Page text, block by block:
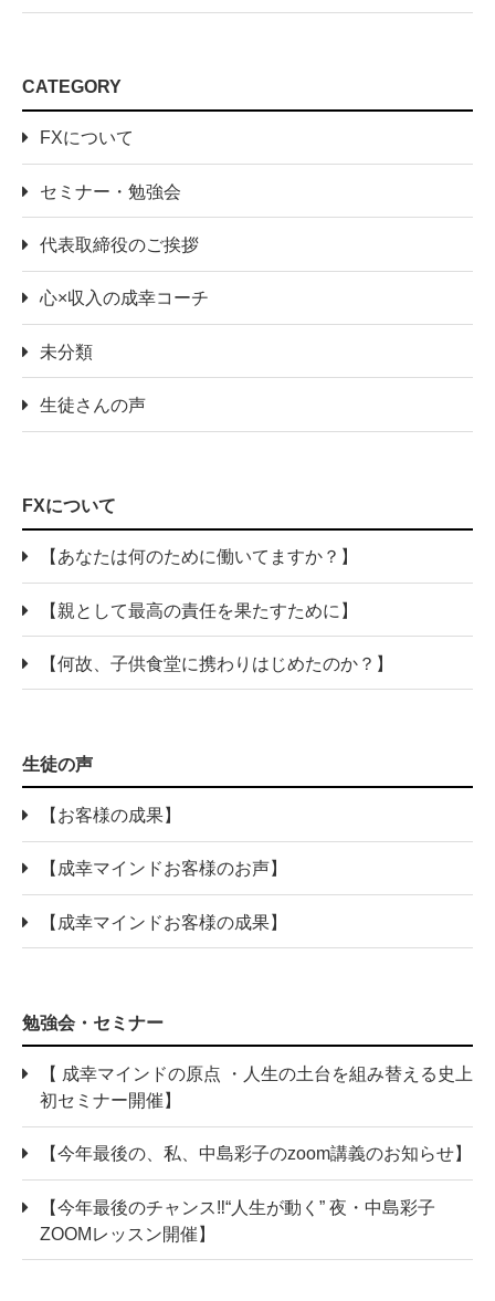
CATEGORY
FXについて
セミナー・勉強会
代表取締役のご挨拶
心×収入の成幸コーチ
未分類
生徒さんの声
FXについて
【あなたは何のために働いてますか？】
【親として最高の責任を果たすために】
【何故、子供食堂に携わりはじめたのか？】
生徒の声
【お客様の成果】
【成幸マインドお客様のお声】
【成幸マインドお客様の成果】
勉強会・セミナー
【 成幸マインドの原点 ・人生の土台を組み替える史上
初セミナー開催】
【今年最後の、私、中島彩子のzoom講義のお知らせ】
【今年最後のチャンス‼“人生が動く” 夜・中島彩子
ZOOMレッスン開催】